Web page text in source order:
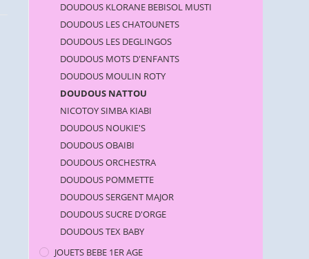
DOUDOUS KLORANE BEBISOL MUSTI
DOUDOUS LES CHATOUNETS
DOUDOUS LES DEGLINGOS
DOUDOUS MOTS D'ENFANTS
DOUDOUS MOULIN ROTY
DOUDOUS NATTOU
NICOTOY SIMBA KIABI
DOUDOUS NOUKIE'S
DOUDOUS OBAIBI
DOUDOUS ORCHESTRA
DOUDOUS POMMETTE
DOUDOUS SERGENT MAJOR
DOUDOUS SUCRE D'ORGE
DOUDOUS TEX BABY
JOUETS BEBE 1ER AGE